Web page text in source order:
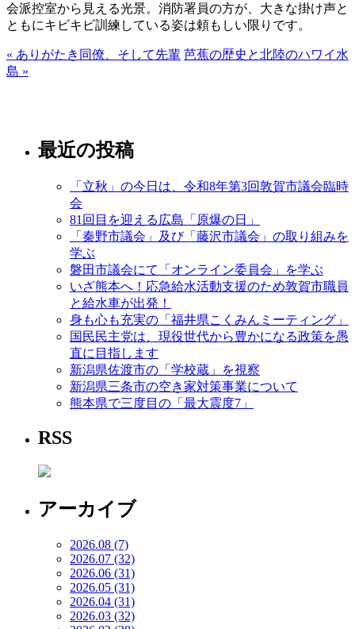
会派控室から見える光景。消防署員の方が、大きな掛け声と
ともにキビキビ訓練している姿は頼もしい限りです。
« ありがたき同僚、そして先輩 芭蕉の歴史と北陸のハワイ水
島 »
最近の投稿
「立秋」の今日は、令和8年第3回敦賀市議会臨時
会
81回目を迎える広島「原爆の日」
「秦野市議会」及び「藤沢市議会」の取り組みを
学ぶ
磐田市議会にて「オンライン委員会」を学ぶ
いざ熊本へ！応急給水活動支援のため敦賀市職員
と給水車が出発！
身も心も充実の「福井県こくみんミーティング」
国民民主党は、現役世代から豊かになる政策を愚
直に目指します
新潟県佐渡市の「学校蔵」を視察
新潟県三条市の空き家対策事業について
熊本県で三度目の「最大震度7」
RSS
アーカイブ
2026.08 (7)
2026.07 (32)
2026.06 (31)
2026.05 (31)
2026.04 (31)
2026.03 (32)